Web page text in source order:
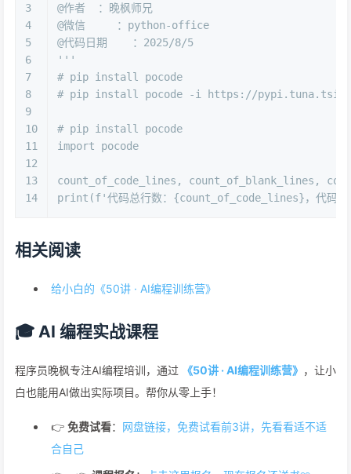
3
4
5
6
7
8
9
10
11
12
13
14
@作者  ：晚枫师兄
@微信     ：python-office
@代码日期    ：2025/8/5
'''
# pip install pocode
# pip install pocode -i https://
# pip install pocode
import pocode
count_of_code_lines, count_of_blank_lines,
print (f'代码总行数： {count_of_code_lines}，代码
相关阅读
给小白的《50讲 · AI编程训练营》
🎓 AI 编程实战课程
程序员晚枫专注AI编程培训，通过 《50讲 · AI编程训练营》 ，让小
白也能用AI做出实际项目。帮你从零上手！
👉 免费试看： 网盘链接，免费试看前3讲，先看看适不适
合自己